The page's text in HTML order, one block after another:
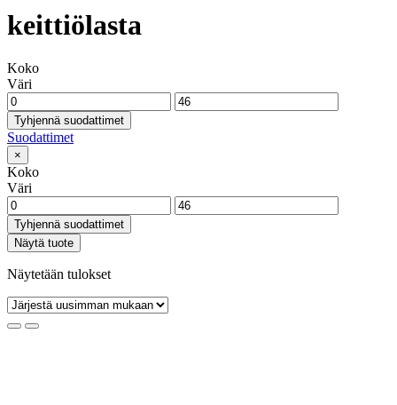
keittiölasta
Koko
Väri
Tyhjennä suodattimet
Suodattimet
×
Koko
Väri
Tyhjennä suodattimet
Näytä tuote
Näytetään tulokset